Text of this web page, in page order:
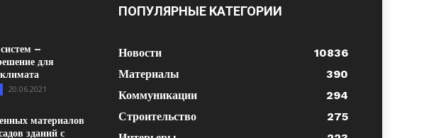
–
для
20.06.2021
материалов
зданий с
ПОПУЛЯРНЫЕ КАТЕГОРИИ
Новости
10836
Материалы
390
Коммуникации
294
Строительство
275